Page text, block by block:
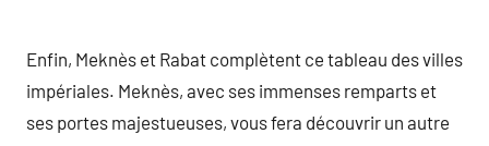
Enfin, Meknès et Rabat complètent ce tableau des villes
impériales. Meknès, avec ses immenses remparts et
ses portes majestueuses, vous fera découvrir un autre